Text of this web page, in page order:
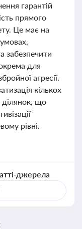
гарантій
прямого
Це має на
забезпечити
для
агресії.
кількох
ділянок, що
рівні.
джерела